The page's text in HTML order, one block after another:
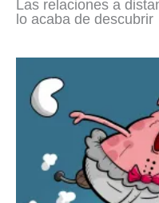
Las relaciones a
lo acaba de descubrir